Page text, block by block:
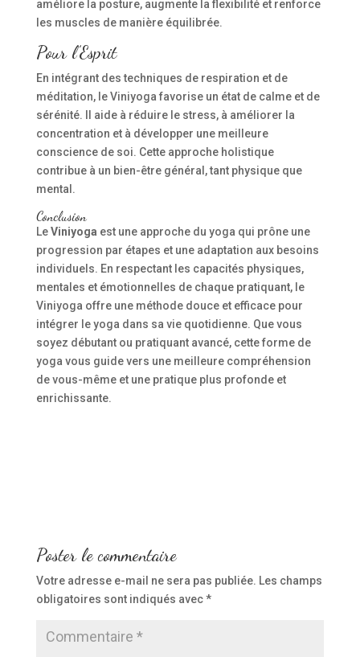
améliore la posture, augmente la flexibilité et renforce
les muscles de manière équilibrée.
Pour l’Esprit
En intégrant des techniques de respiration et de
méditation, le Viniyoga favorise un état de calme et de
sérénité. Il aide à réduire le stress, à améliorer la
concentration et à développer une meilleure
conscience de soi. Cette approche holistique
contribue à un bien-être général, tant physique que
mental.
Conclusion
LeViniyoga est une approche du yoga qui prône une
progression par étapes et une adaptation aux besoins
individuels. En respectant les capacités physiques,
mentales et émotionnelles de chaque pratiquant, le
Viniyoga offre une méthode douce et efficace pour
intégrer le yoga dans sa vie quotidienne. Que vous
soyez débutant ou pratiquant avancé, cette forme de
yoga vous guide vers une meilleure compréhension
de vous-même et une pratique plus profonde et
enrichissante.
Poster le commentaire
Votre adresse e-mail ne sera pas publiée. Les champs
obligatoires sont indiqués avec*